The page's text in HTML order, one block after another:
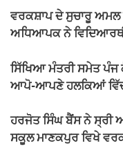
ਵਰਕਸ਼ਾਪ ਦੇ ਸੁਚਾਰੂ ਅਮਲ
ਅਧਿਆਪਕ ਨੇ
ਸਿੱਖਿਆ ਮੰਤਰੀ ਸਮੇਤ ਪੰਜ
ਆਪੋ-ਆਪਣੇ ਹਲਕਿਆਂ ਵਿੱਚ
ਹਰਜੋਤ ਸਿੰਘ ਬੈਂਸ ਨੇ ਸ੍ਰੀ
ਸਕੂਲ ਮਾਣਕਪੁਰ ਵਿਖੇ